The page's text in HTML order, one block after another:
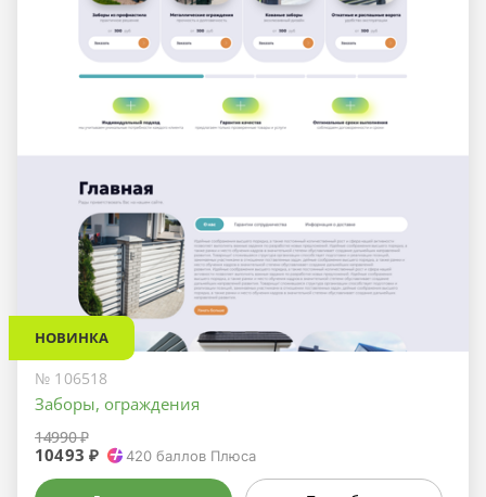
НОВИНКА
№ 106518
Заборы, ограждения
14990 ₽
10493 ₽ 420 баллов Плюса